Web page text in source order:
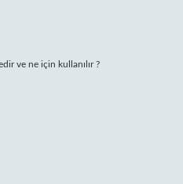
ve ne için kullanılır ?